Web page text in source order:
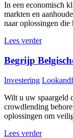
In een economisch
markten en
naar oplossingen die
Lees verder
Begrijp
Investering
Wilt u uw spaargeld
crowdlending
oplossingen om
Lees verder